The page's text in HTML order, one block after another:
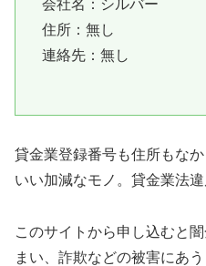
会社名： シルバー
住所：無し
連絡先：無し
貸金業登録番号も住所もな
いい加減なモノ。貸金業法
このサイトから申し込むと
まい、詐欺などの被害にあ